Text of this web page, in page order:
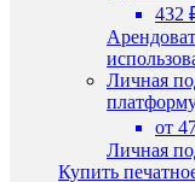
432
Личная
от
Личная
Купить